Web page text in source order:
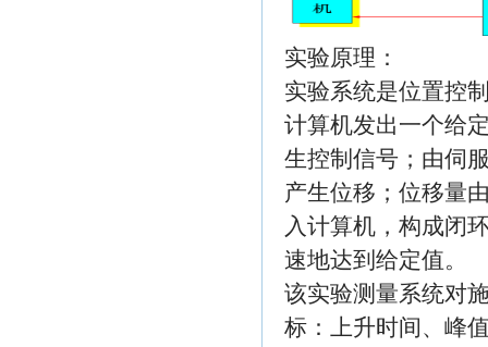
实验原理：
实验系统是位置控
计算机发出一个给
生控制信号；由伺
产生位移；位移量
入计算机，构成闭
速地达到给定值。
该实验测量系统对
标：上升时间、峰